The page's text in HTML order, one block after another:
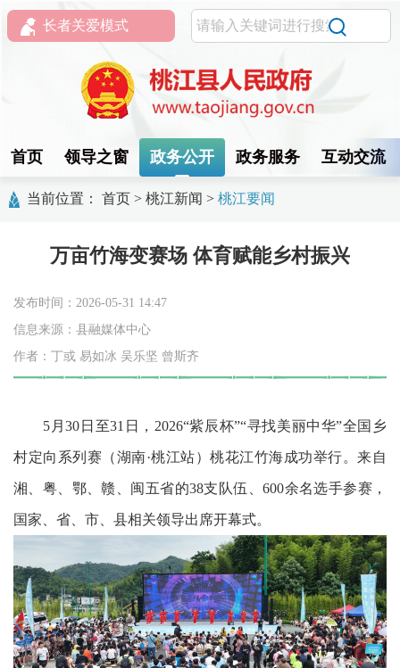
长者关爱模式
首页 领导之窗 政务公开 政务服务 互动交流
当前位置： 首页 > 桃江新闻 > 桃江要闻
万亩竹海变赛场 体育赋能乡村振兴
发布时间：2026-05-31 14:47
信息来源：县融媒体中心
作者：丁或 易如冰 吴乐坚 曾斯齐
5月30日至31日，2026“紫辰杯”“寻找美丽中华”全国乡
村定向系列赛（湖南·桃江站）桃花江竹海成功举行。来自
湘、粤、鄂、赣、闽五省的38支队伍、600余名选手参赛，
国家、省、市、县相关领导出席开幕式。